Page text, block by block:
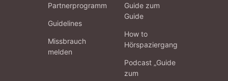
Partnerprogramm
Guidelines
Missbrauch
melden
Guide zum
Guide
How to
Hörspaziergang
Podcast „Guide
zum